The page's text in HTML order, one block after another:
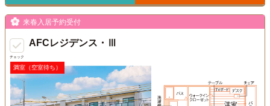
チェック
来春入居予約受付
AFCレジデンス・Ⅲ
満室（空室待ち）